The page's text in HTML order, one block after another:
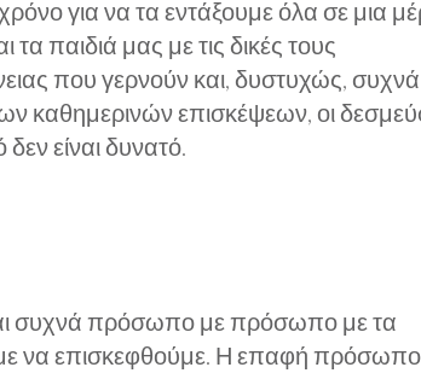
για να τα εντάξουμε όλα σε μια
παιδιά μας με τις δικές τους
που γερνούν και, δυστυχώς, συχνά
καθημερινών επισκέψεων, οι
είναι δυνατό.
και συχνά πρόσωπο με πρόσωπο με τα
να επισκεφθούμε. Η επαφή